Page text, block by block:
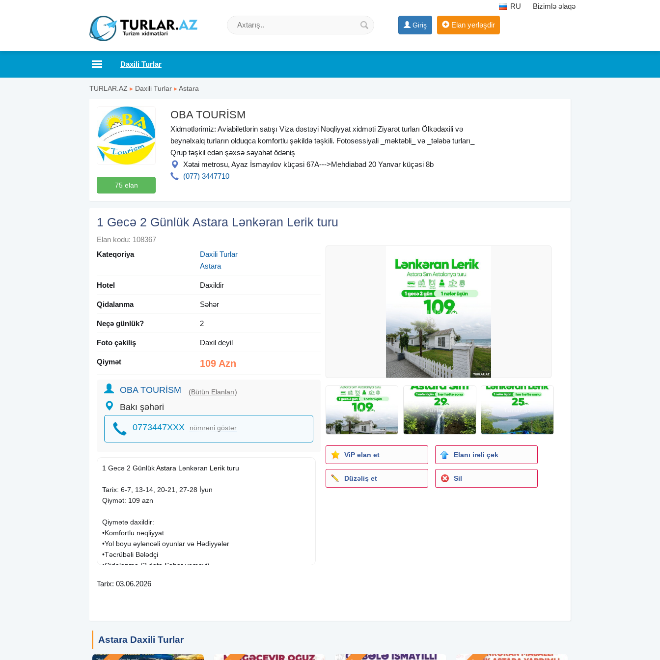
RU Bizimlə əlaqə
Giriş Elan yerləşdir
Daxili Turlar
TURLAR.AZ ▸ Daxili Turlar ▸Astara
75 elan
OBA TOURİSM
Xidmətlərimiz: Aviabiletlərin satışı Viza dəstəyi Nəqliyyat xidməti Ziyarət turları Ölkədaxili və
beynəlxalq turların olduqca komfortlu şəkildə təşkili. Fotosessiyali _məktəbli_ və _tələbə turları_
Qrup təşkil edən şəxsə səyahət ödəniş
Xətai metrosu, Ayaz İsmayılov küçəsi 67A--->Mehdiabad 20 Yanvar küçəsi 8b
(077) 3447710
1 Gecə 2 Günlük Astara Lənkəran Lerik turu
Elan kodu: 108367
Kateqoriya
Daxili Turlar
Astara
Hotel Daxildir
Qidalanma Səhər
Neçə günlük? 2
Foto çəkiliş Daxil deyil
Qiymət 109 Azn
OBA TOURİSM (Bütün Elanları)
Bakı şəhəri
0773447XXX nömrəni göstər
1 Gecə 2 GünlükAstara Lənkəran Lerik turu
Tarix: 6-7, 13-14, 20-21, 27-28 İyun
Qiymət: 109 azn
Qiymətə daxildir:
•Komfortlu nəqliyyat
•Yol boyu əyləncəli oyunlar və Hədiyyələr
•Təcrübəli Bələdçi
•Qidalanma (2 dəfə Səhər yeməyi)
•Cinema Keyfi
•Oyunlar ( Mafia, Loto, Uno v.s )
Tarix: 03.06.2026
ViP elan et Elanı irəli çək
Düzəliş et Sil
Astara Daxili Turlar